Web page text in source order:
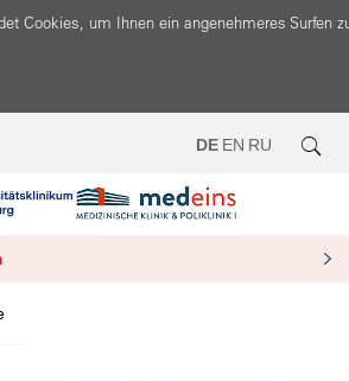
Cookies, um Ihnen ein angenehmeres Surfen
DE EN RU